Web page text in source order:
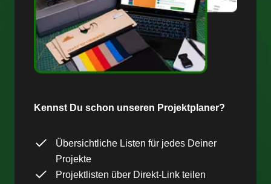
Kennst Du schon unseren Projektplaner?
Übersichtliche Listen für jedes Deiner
Projekte
Projektlisten über Direkt-Link teilen